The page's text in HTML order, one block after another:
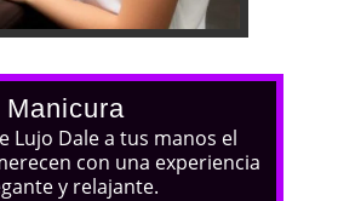
Manicura
Lujo Dale a tus manos el
con una experiencia
y relajante.